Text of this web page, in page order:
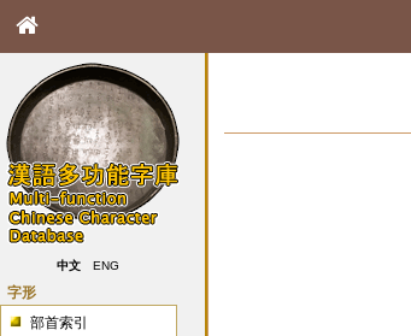
中文 ENG
字形
部首索引